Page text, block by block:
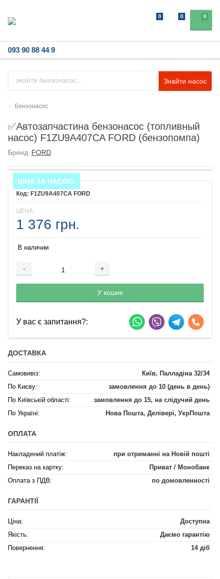
0
0 0
093 90 88 44 9
Знайти насос
Бензонасос
✅Автозапчастина бензонасос (топливный
насос) F1ZU9A407CA FORD (бензопомпа)
Бренд FORD
ЦІНА ЗА НАСОС!
F1ZU9A407CA FORD
ЦЕНА
1 376 грн.
В наличии
- +
Добавляется...
У кошик
Добавлен
У вас є запитання?:
ДОСТАВКА
Самовивіз:
Київ, Палладіна 32/34
По Києву:
замовлення до 10 (день в день)
По Київській області:
замовлення до 15, на слідучий день
По Україні:
Нова Пошта, Делівері, УкрПошта
ОПЛАТА
Накладений платіж:
при отриманні на Новій пошті
Переказ на картку:
Приват / Монобанк
Оплата з ПДВ:
по домовленності
ГАРАНТІЇ
Ціна:
Доступна
Якість:
Даємо гарантію
Повернення:
14 діб